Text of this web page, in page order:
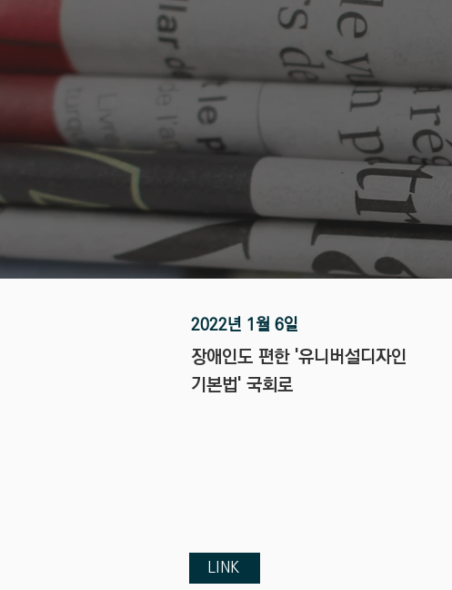
2022년 1월 6일
장애인도 편한 '유니버설디자인
기본법' 국회로
LINK